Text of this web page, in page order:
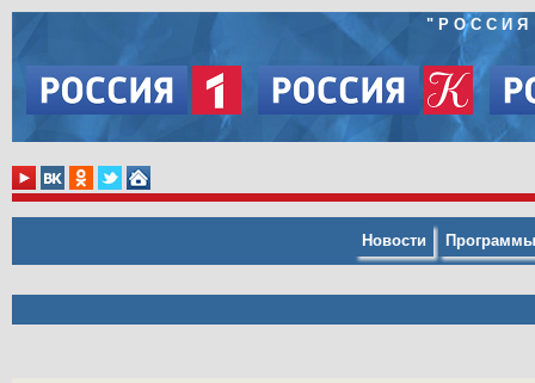
"
Новости Программы